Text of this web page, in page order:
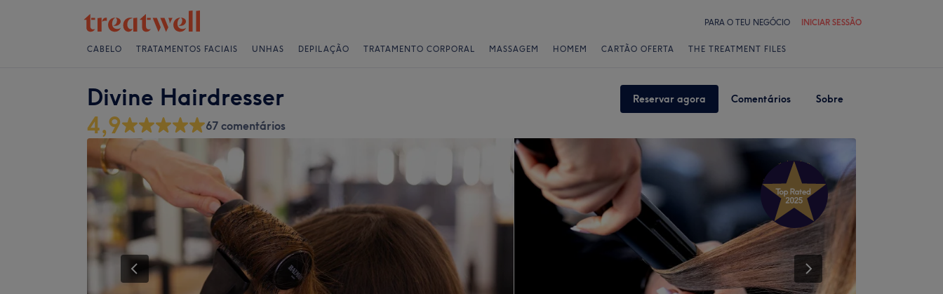
PARA O TEU NEGÓCIO INICIAR SESSÃO
CABELO TRATAMENTOS FACIAIS UNHAS DEPILAÇÃO TRATAMENTO CORPORAL MASSAGEM HOMEM CARTÃO OFERTA THE TREATMENT FILES
Divine Hairdresser Reservar agora Comentários Sobre
4,9 67 comentários